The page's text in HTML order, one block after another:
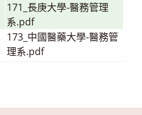
171_長庚大學-醫務管理
系.pdf
173_中國醫藥大學-醫務管
理系.pdf